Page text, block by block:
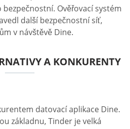
Ověřovací systém
další bezpečnostní síť,
v návštěvě Dine.
A KONKURENTY
datovací aplikace Dine.
základnu, Tinder je velká